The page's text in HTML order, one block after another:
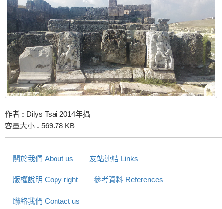
作者 : Dilys Tsai 2014年攝
容量大小 : 569.78 KB
關於我們 About us 友站連結 Links
版權說明 Copy right 參考資料 References
聯絡我們 Contact us